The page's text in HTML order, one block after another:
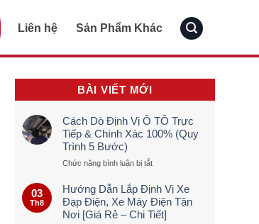
Liên hệ Sản Phẩm Khác
BÀI VIẾT MỚI
Cách Dò Định Vị Ô TÔ Trực
Tiếp & Chính Xác 100% (Quy
Trình 5 Bước)
Chức năng bình luận bị tắtở
Dò
Định
Vị
Ô
03
Th8
Hướng Dẫn Lắp Định Vị Xe
Đạp Điện, Xe Máy Điện Tận
Nơi [Giá Rẻ – Chi Tiết]